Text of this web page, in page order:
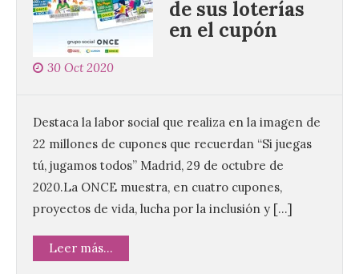
de sus loterías
en el cupón
30 Oct 2020
Destaca la labor social que realiza en la imagen de
22 millones de cupones que recuerdan “Si juegas
tú, jugamos todos” Madrid, 29 de octubre de
2020.La ONCE muestra, en cuatro cupones,
proyectos de vida, lucha por la inclusión y […]
Leer más...